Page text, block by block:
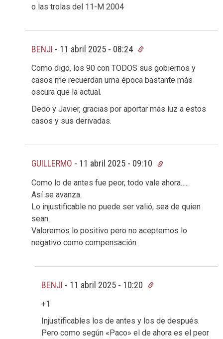
o las trolas del 11-M 2004
BENJI - 11 abril 2025 - 08:24
Como digo, los 90 con TODOS sus gobiernos y
casos me recuerdan uma época bastante más
oscura que la actual.
Dedo y Javier, gracias por aportar más luz a estos
casos y sus derivadas.
GUILLERMO - 11 abril 2025 - 09:10
Como lo de antes fue peor, todo vale ahora…..
Así se avanza.
Lo injustificable no puede ser valió, sea de quien
sean.
Valoremos lo positivo pero no aceptemos lo
negativo como compensación.
BENJI - 11 abril 2025 - 10:20
+1
Injustificables los de antes y los de después.
Pero como según «Paco» el de ahora es el peor